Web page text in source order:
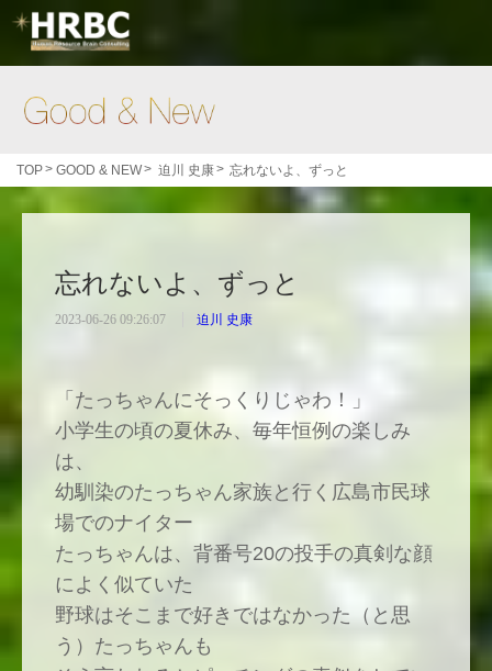
TOP> GOOD & NEW> 迫川 史康> 忘れないよ、ずっと
忘れないよ、ずっと
2023-06-26 09:26:07 迫川 史康
「たっちゃんにそっくりじゃわ！」
小学生の頃の夏休み、毎年恒例の楽しみ
は、
幼馴染のたっちゃん家族と行く広島市民球
場でのナイター
たっちゃんは、背番号20の投手の真剣な顔
によく似ていた
野球はそこまで好きではなかった（と思
う）たっちゃんも